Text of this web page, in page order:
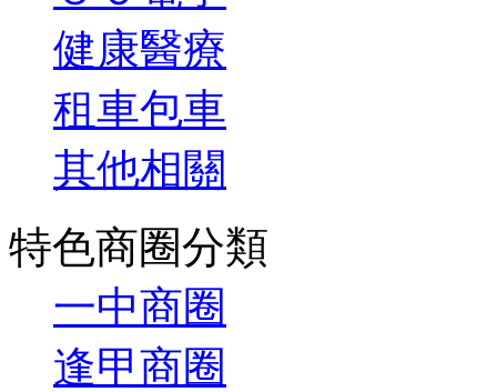
健康醫療
租車包車
其他相關
特色商圈分類
一中商圈
逢甲商圈